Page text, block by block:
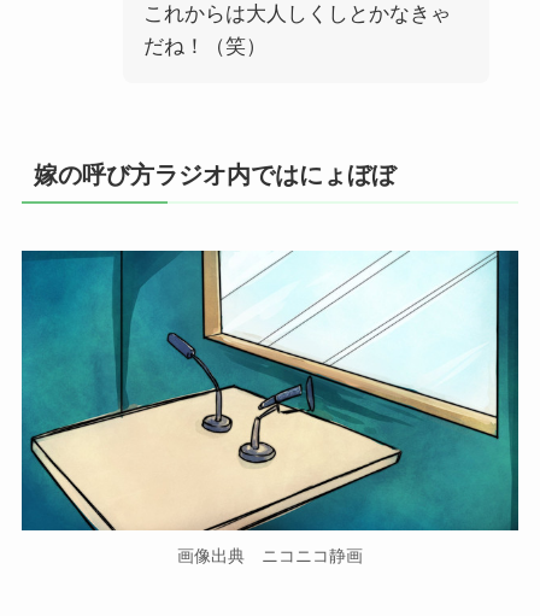
これからは大人しくしとかなきゃ
だね！（笑）
嫁の呼び方ラジオ内ではにょぼぼ
画像出典 ニコニコ静画